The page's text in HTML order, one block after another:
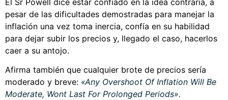
El Sr Powell dice estar confiado en la idea contraria, a
pesar de las dificultades demostradas para manejar la
inflación una vez toma inercia, confía en su habilidad
para dejar subir los precios y, llegado el caso, hacerlos
caer a su antojo.
Afirma también que cualquier brote de precios sería
moderado y breve: «Any Overshoot Of Inflation Will Be
Moderate, Wont Last For Prolonged Periods».